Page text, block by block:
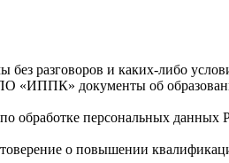
разговоров и каких-либо
документы об
персональных данных
о повышении